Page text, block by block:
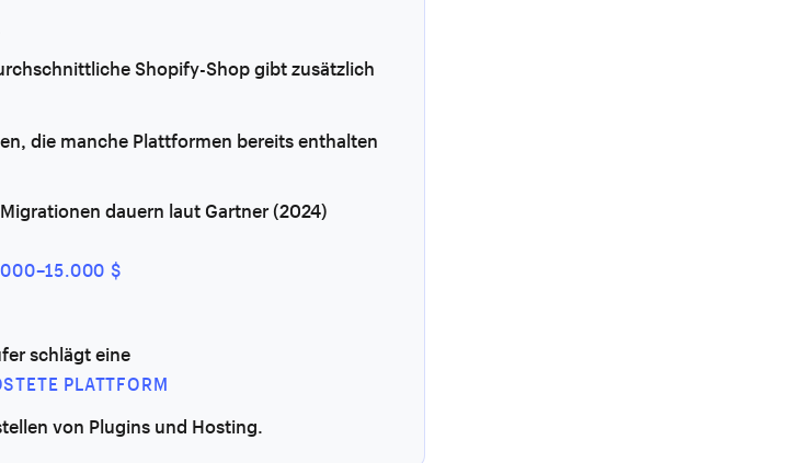
Shopify-Shop gibt zusätzlich
die manche Plattformen bereits enthalten
dauern laut Gartner (2024)
$
schlägt eine
PLATTFORM
von Plugins und Hosting.